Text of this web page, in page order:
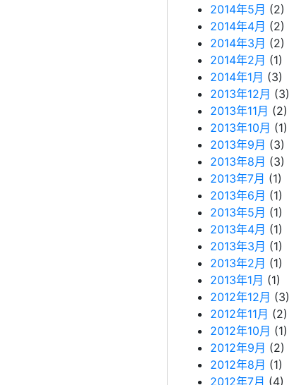
2014年5月 (2)
2014年4月 (2)
2014年3月 (2)
2014年2月 (1)
2014年1月 (3)
2013年12月 (3)
2013年11月 (2)
2013年10月 (1)
2013年9月 (3)
2013年8月 (3)
2013年7月 (1)
2013年6月 (1)
2013年5月 (1)
2013年4月 (1)
2013年3月 (1)
2013年2月 (1)
2013年1月 (1)
2012年12月 (3)
2012年11月 (2)
2012年10月 (1)
2012年9月 (2)
2012年8月 (1)
2012年7月 (4)